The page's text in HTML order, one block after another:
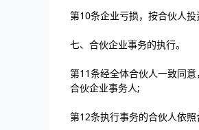
第10条企业亏损，按合伙人投
七、合伙企业事务的执行。
第11条经全体合伙人一致同意
合伙企业事务人;
第12条执行事务的合伙人依